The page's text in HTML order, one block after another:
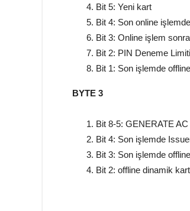
Bit 5: Yeni kart
Bit 4: Son online
Bit 3: Online işlem
Bit 2: PIN Deneme
Bit 1: Son işlemde
BYTE 3
Bit 8-5: GENERATE
Bit 4: Son işlemde
Bit 3: Son işlemde
Bit 2: offline dinamik